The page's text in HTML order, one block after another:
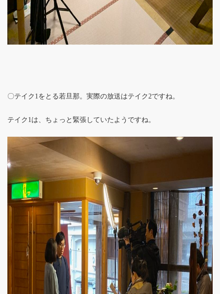
〇テイク1をとる若旦那。実際の放送はテイク2ですね。
テイク1は、ちょっと緊張していたようですね。